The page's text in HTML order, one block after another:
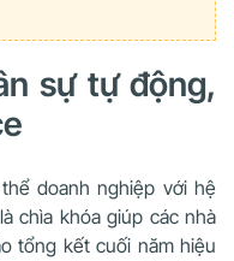
sự tự động,
doanh nghiệp với hệ
chìa khóa giúp các nhà
tổng kết cuối năm hiệu